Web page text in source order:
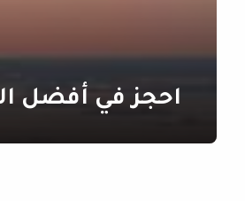
احجز في أفضل